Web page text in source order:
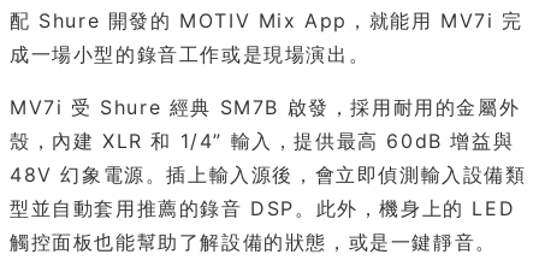
配 Shure 開發的 MOTIV Mix App，就能用 MV7i 完
成一場小型的錄音工作或是現場演出。
MV7i 受 Shure 經典 SM7B 啟發，採用耐用的金屬外
殼，內建 XLR 和 1/4” 輸入，提供最高 60dB 增益與
48V 幻象電源。插上輸入源後，會立即偵測輸入設備類
型並自動套用推薦的錄音 DSP。此外，機身上的 LED
觸控面板也能幫助了解設備的狀態，或是一鍵靜音。